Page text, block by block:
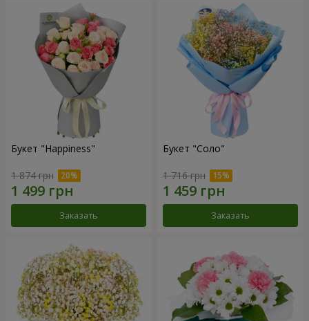
Букет "Happiness"
1 874 грн
Заказать
Букет "Соло"
1 716 грн
Заказать